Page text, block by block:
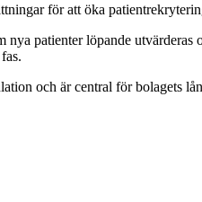
för att öka
patienter löpande
och är central för bolagets